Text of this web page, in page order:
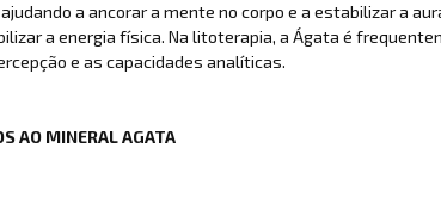
a ancorar a mente no corpo e a estabilizar a
a energia física. Na litoterapia, a Ágata é
e as capacidades analíticas.
AO MINERAL AGATA